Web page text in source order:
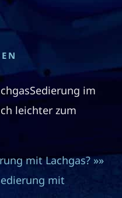
im
leichter zum
mit Lachgas? »»
mit